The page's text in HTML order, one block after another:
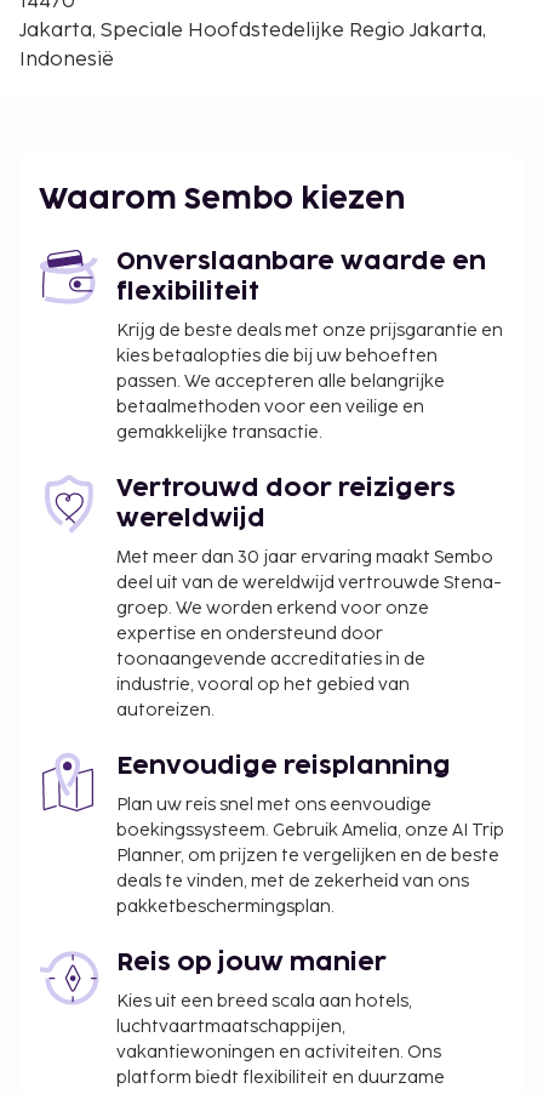
Jakarta (HLP-Halim Perdanakusuma Intl.) - 31,3 km
De aanbevolen luchthaven voor dit appartement is
recreatieve voorzieningen zoals een
De volgende kosten dienen bij de accommodatie te
worden betaald. De kosten kunnen inclusief
toepasselijke belastingen zijn:
Schoonmaakkosten: IDR 195000 per
accommodatie, per verblijf
Vóór het inchecken dien je een borgsom van
IDR 800000 te betalen.
We hebben alle kosten vermeld die de
accommodatie aan ons heeft doorgegeven.
In deze accommodatie zijn huisdieren en
assistentiedieren niet toegestaan.
Jakarta, Speciale Hoofdstedelijke Regio Jakarta,
Indonesië
Waarom Sembo kiezen
Onverslaanbare waarde en
flexibiliteit
Krijg de beste deals met onze prijsgarantie en
kies betaalopties die bij uw behoeften
passen. We accepteren alle belangrijke
betaalmethoden voor een veilige en
gemakkelijke transactie.
Vertrouwd door reizigers
wereldwijd
Met meer dan 30 jaar ervaring maakt Sembo
deel uit van de wereldwijd vertrouwde Stena-
groep. We worden erkend voor onze
expertise en ondersteund door
toonaangevende accreditaties in de
industrie, vooral op het gebied van
autoreizen.
Eenvoudige reisplanning
Plan uw reis snel met ons eenvoudige
boekingssysteem. Gebruik Amelia, onze AI Trip
Planner, om prijzen te vergelijken en de beste
deals te vinden, met de zekerheid van ons
pakketbeschermingsplan.
Reis op jouw manier
Kies uit een breed scala aan hotels,
luchtvaartmaatschappijen,
vakantiewoningen en activiteiten. Ons
platform biedt flexibiliteit en duurzame